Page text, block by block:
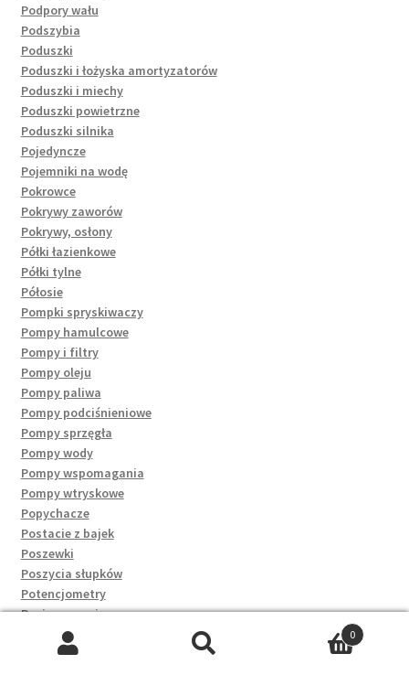
Podpory wału
Podszybia
Poduszki
Poduszki i łożyska amortyzatorów
Poduszki i miechy
Poduszki powietrzne
Poduszki silnika
Pojedyncze
Pojemniki na wodę
Pokrowce
Pokrywy zaworów
Pokrywy, osłony
Półki łazienkowe
Półki tylne
Półosie
Pompki spryskiwaczy
Pompy hamulcowe
Pompy i filtry
Pompy oleju
Pompy paliwa
Pompy podciśnieniowe
Pompy sprzęgła
Pompy wody
Pompy wspomagania
Pompy wtryskowe
Popychacze
Postacie z bajek
Poszewki
Poszycia słupków
Potencjometry
Poziomowania
Pozostałe
0